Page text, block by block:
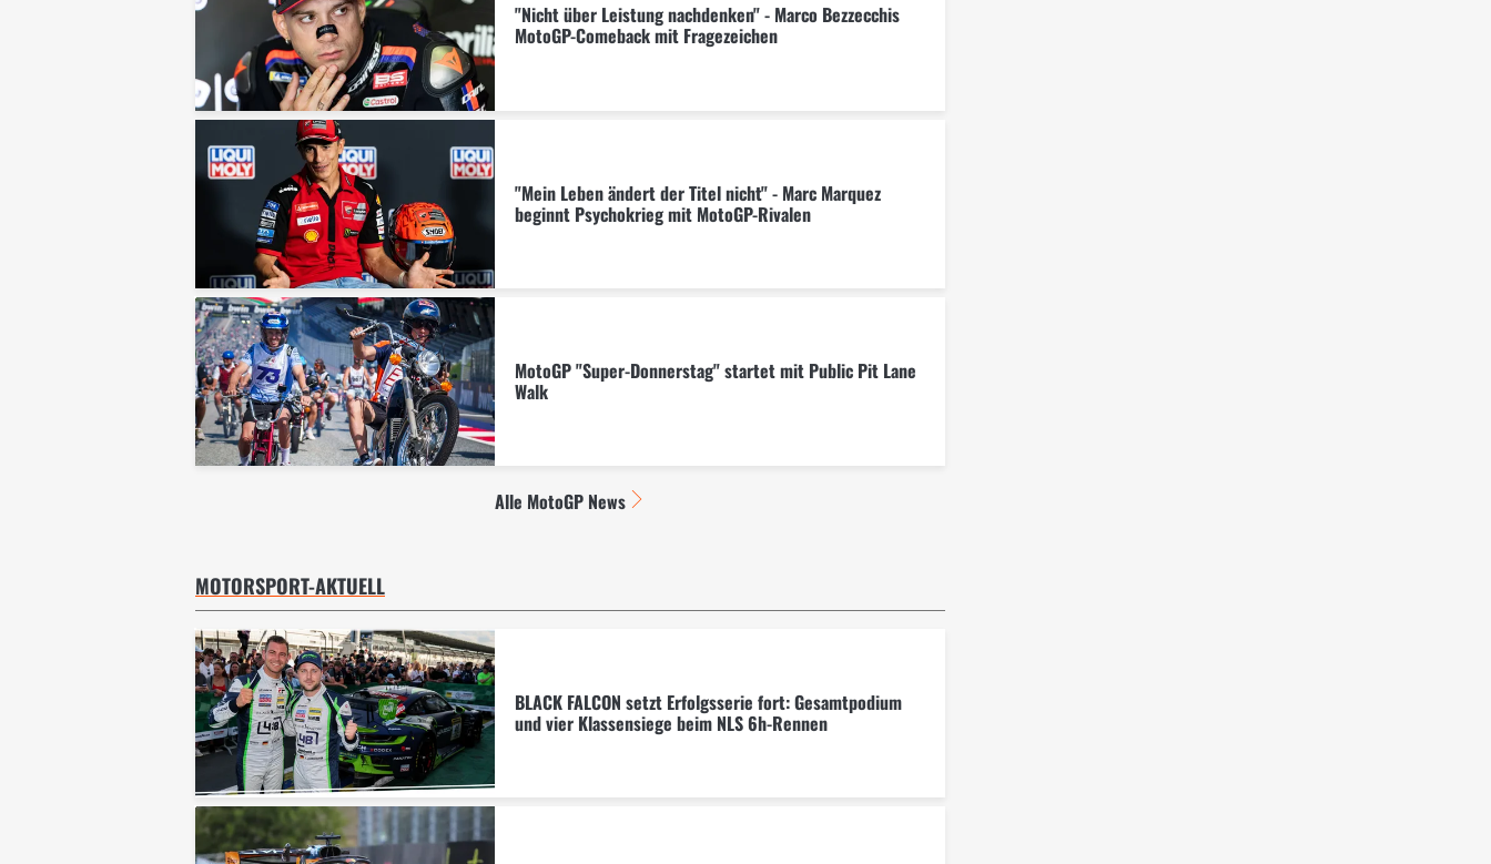
"Nicht über Leistung nachdenken" - Marco Bezzecchis
MotoGP-Comeback mit Fragezeichen
"Mein Leben ändert der Titel nicht" - Marc Marquez
beginnt Psychokrieg mit MotoGP-Rivalen
MotoGP "Super-Donnerstag" startet mit Public Pit Lane
Walk
Alle MotoGP News
MOTORSPORT-AKTUELL
BLACK FALCON setzt Erfolgsserie fort: Gesamtpodium
und vier Klassensiege beim NLS 6h-Rennen